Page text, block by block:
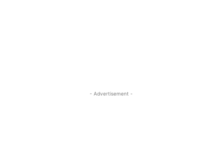
- Advertisement -